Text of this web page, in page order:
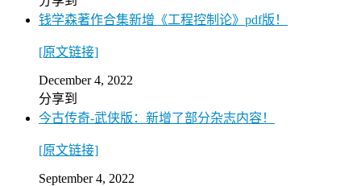
钱学森著作合集新增《工程控制论》pdf版！
[原文链接]
December 4, 2022
分享到
今古传奇-武侠版：新增了部分杂志内容！
[原文链接]
September 4, 2022